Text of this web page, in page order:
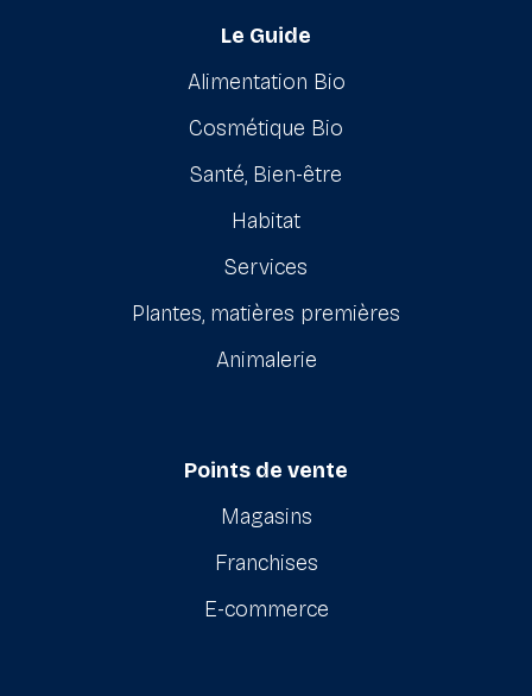
Le Guide
Alimentation Bio
Cosmétique Bio
Santé, Bien-être
Habitat
Services
Plantes, matières premières
Animalerie
Points de vente
Magasins
Franchises
E-commerce